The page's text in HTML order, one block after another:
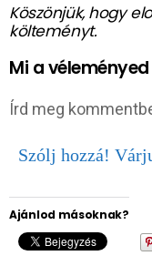
Köszönjük, hogy
költeményt.
Mi a
Írd meg
Szólj hozzá!
Ajánlod másoknak?